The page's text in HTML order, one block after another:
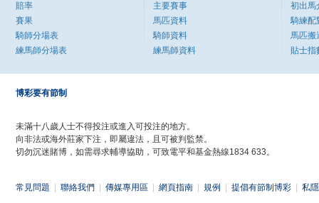
賠率
賽果
騎師分場表
練馬師分場表
主要賽事
馬匹資料
騎師資料
練馬師資料
初出馬
騎練配
馬匹搬
貼士指
博彩要有節制
未滿十八歲人士不得投注或進入可投注的地方。
向非法或海外莊家下注，即屬違法，且可被判監禁。
切勿沉迷賭博，如需尋求輔導協助，可致電平和基金熱線1834 633。
常見問題 聯絡我們 傳媒專用區 網頁指南 規例 提倡有節制博彩 私